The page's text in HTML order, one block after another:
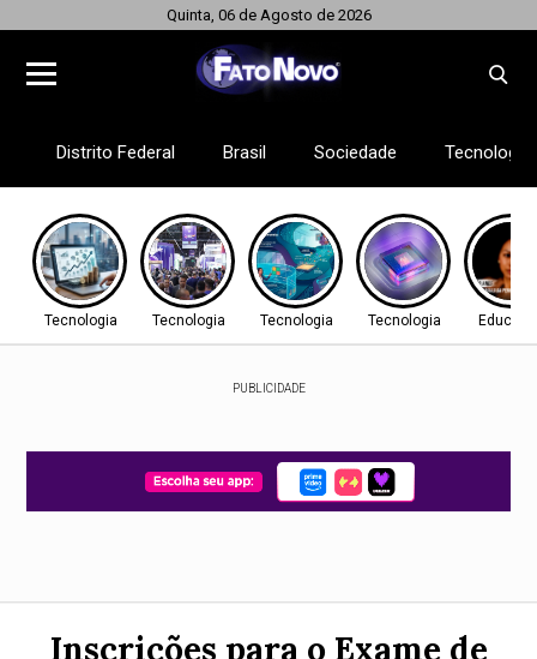
Quinta, 06 de Agosto de 2026
Distrito Federal Brasil Sociedade Tecnologia
Tecnologia Tecnologia Tecnologia Tecnologia
PUBLICIDADE
Inscrições para o Exame de